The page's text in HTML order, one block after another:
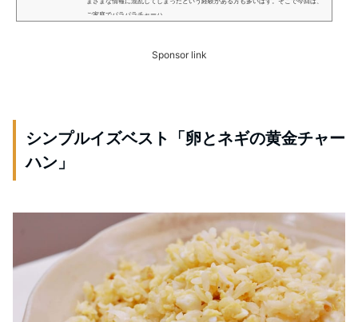
ご家庭でパラパラチャーハ...
Sponsor link
シンプルイズベスト「卵とネギの黄金チャー
ハン」